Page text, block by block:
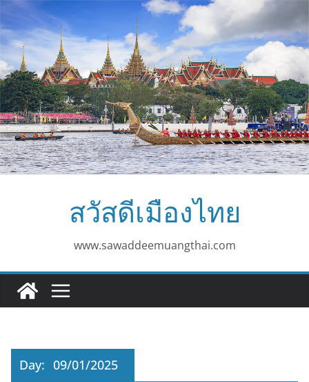
Skip
to
content
สวัสดีเมืองไทย
www.sawaddeemuangthai.com
Day: 09/01/2025